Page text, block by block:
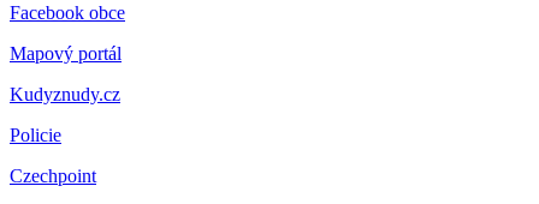
Facebook obce
Mapový portál
Kudyznudy.cz
Policie
Czechpoint